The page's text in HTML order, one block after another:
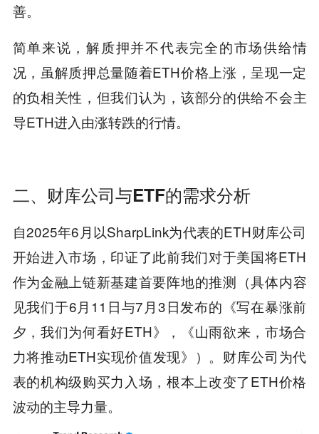
善。
简单来说，解质押并不代表完全的市场供给情
况，虽解质押总量随着ETH价格上涨，呈现一定
的负相关性，但我们认为，该部分的供给不会主
导ETH进入由涨转跌的行情。
二、财库公司与ETF的需求分析
自2025年6月以SharpLink为代表的ETH财库公司
开始进入市场，印证了此前我们对于美国将ETH
作为金融上链新基建首要阵地的推测（具体内容
见我们于6月11日与7月3日发布的《写在暴涨前
夕，我们为何看好ETH》，《山雨欲来，市场合
力将推动ETH实现价值发现》）。财库公司为代
表的机构级购买力入场，根本上改变了ETH价格
波动的主导力量。